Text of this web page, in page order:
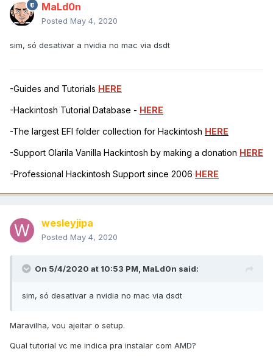
MaLd0n
Posted May 4, 2020
sim, só desativar a nvidia no mac via dsdt
-Guides and Tutorials HERE
-Hackintosh Tutorial Database - HERE
-The largest EFI folder collection for Hackintosh HERE
-Support Olarila Vanilla Hackintosh by making a donation HERE
-Professional Hackintosh Support since 2006 HERE
wesleyjipa
Posted May 4, 2020
On 5/4/2020 at 10:53 PM, MaLd0n said:
sim, só desativar a nvidia no mac via dsdt
Maravilha, vou ajeitar o setup.
Qual tutorial vc me indica pra instalar com AMD?